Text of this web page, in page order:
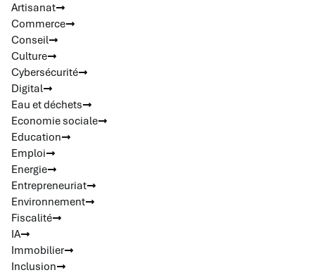
Artisanat
Commerce
Conseil
Culture
Cybersécurité
Digital
Eau et déchets
Economie sociale
Education
Emploi
Energie
Entrepreneuriat
Environnement
Fiscalité
IA
Immobilier
Inclusion